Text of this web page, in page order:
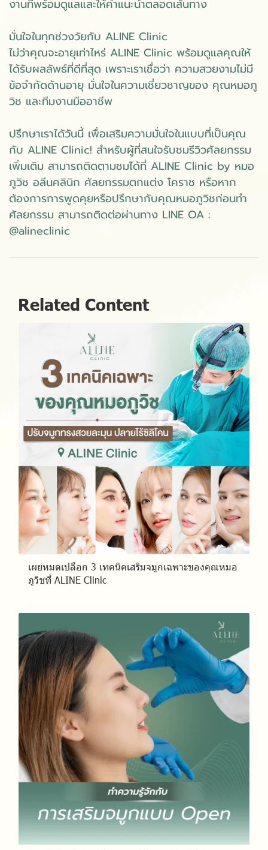
งานที่พร้อมดูแลและให้คำแนะนำตลอดเส้นทาง
มั่นใจในทุกช่วงวัยกับ ALINE Clinic
ไม่ว่าคุณจะอายุเท่าไหร่ ALINE Clinic พร้อมดูแลคุณให้
ได้รับผลลัพธ์ที่ดีที่สุด เพราะเราเชื่อว่า ความสวยงามไม่มี
ข้อจำกัดด้านอายุ มั่นใจในความเชี่ยวชาญของ คุณหมอภู
วิช และทีมงานมืออาชีพ
ปรึกษาเราได้วันนี้ เพื่อเสริมความมั่นใจในแบบที่เป็นคุณ
กับ ALINE Clinic! สำหรับผู้ที่สนใจรับชมรีวิวศัลยกรรม
เพิ่มเติม สามารถติดตามชมได้ที่ ALINE Clinic by หมอ
ภูวิช อลีนคลินิก ศัลยกรรมตกแต่ง โคราช หรือหาก
ต้องการการพูดคุยหรือปรึกษากับคุณหมอภูวิชก่อนทำ
ศัลยกรรม สามารถติดต่อผ่านทาง LINE OA :
@alineclinic
Related Content
เผยหมดเปลือก 3 เทคนิคเสริมจมูกเฉพาะของคุณหมอ
ภูวิชที่ ALINE Clinic